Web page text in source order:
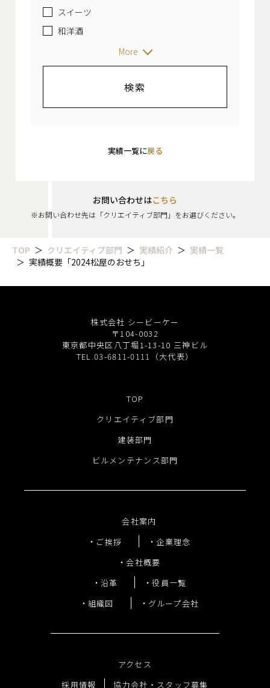
スイーツ
和洋酒
More
実績一覧に戻る
お問い合わせはこちら
※お問い合わせ先は「クリエイティブ部門」をお選びください。
TOP クリエイティブ部門 実績紹介
実績一覧
実績概要「2024松屋のおせち」
株式会社 シービーケー
〒104-0032
東京都中央区八丁堀1-13-10 三神ビル
TEL.03-6811-0111（大代表）
TOP
クリエイティブ部門
建装部門
ビルメンテナンス部門
会社案内
ご挨拶
企業理念
会社概要
沿革
役員一覧
組織図
グループ会社
アクセス
採用情報
協力会社・スタッフ募集